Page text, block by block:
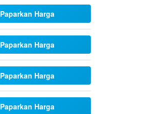
Paparkan Harga
Paparkan Harga
Paparkan Harga
Paparkan Harga